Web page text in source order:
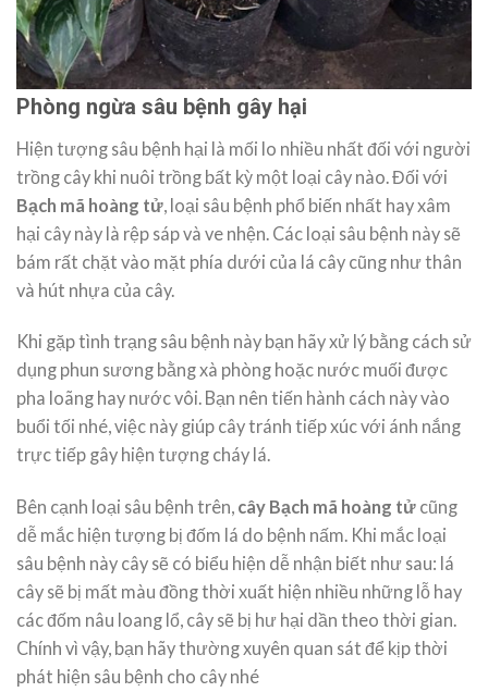
Phòng ngừa sâu bệnh gây hại
Hiện tượng sâu bệnh hại là mối lo nhiều nhất đối với người
trồng cây khi nuôi trồng bất kỳ một loại cây nào. Đối với
Bạch mã hoàng tử, loại sâu bệnh phổ biến nhất hay xâm
hại cây này là rệp sáp và ve nhện. Các loại sâu bệnh này sẽ
bám rất chặt vào mặt phía dưới của lá cây cũng như thân
và hút nhựa của cây.
Khi gặp tình trạng sâu bệnh này bạn hãy xử lý bằng cách sử
dụng phun sương bằng xà phòng hoặc nước muối được
pha loãng hay nước vôi. Bạn nên tiến hành cách này vào
buổi tối nhé, việc này giúp cây tránh tiếp xúc với ánh nắng
trực tiếp gây hiện tượng cháy lá.
Bên cạnh loại sâu bệnh trên, cây Bạch mã hoàng tử cũng
dễ mắc hiện tượng bị đốm lá do bệnh nấm. Khi mắc loại
sâu bệnh này cây sẽ có biểu hiện dễ nhận biết như sau: lá
cây sẽ bị mất màu đồng thời xuất hiện nhiều những lỗ hay
các đốm nâu loang lổ, cây sẽ bị hư hại dần theo thời gian.
Chính vì vậy, bạn hãy thường xuyên quan sát để kịp thời
phát hiện sâu bệnh cho cây nhé